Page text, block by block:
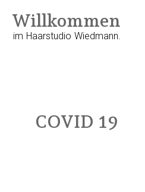
Willkommen
im Haarstudio Wiedmann.
COVID 19